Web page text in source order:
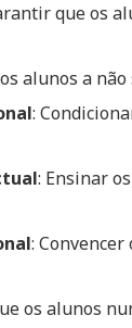
que os
alunos a
:
: Ensinar
:
os alunos